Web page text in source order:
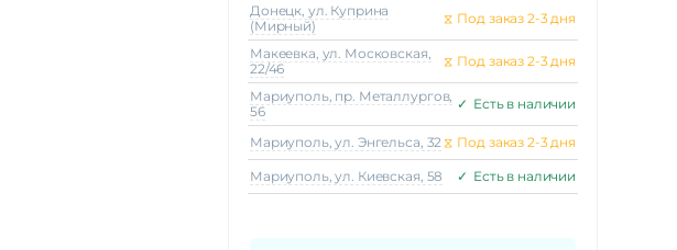
Донецк, ул. Куприна
(Мирный)
⧖ Под заказ 2-3 дня
Макеeвка, ул. Московская,
22/46
⧖ Под заказ 2-3 дня
Мариуполь, пр. Металлургов,
56
✓ Есть в наличии
Мариуполь, ул. Энгельса, 32 ⧖ Под заказ 2-3 дня
Мариуполь, ул. Киевская, 58 ✓ Есть в наличии